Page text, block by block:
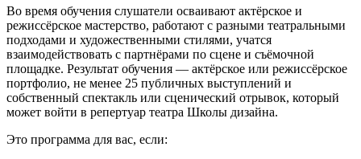
Во время обучения слушатели осваивают актёрское и
режиссёрское мастерство, работают с разными театральными
подходами и художественными стилями, учатся
взаимодействовать с партнёрами по сцене и съёмочной
площадке. Результат обучения — актёрское или режиссёрское
портфолио, не менее 25 публичных выступлений и
собственный спектакль или сценический отрывок, который
может войти в репертуар театра Школы дизайна.
Это программа для вас, если: